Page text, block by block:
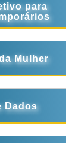
para
Mulher
Dados